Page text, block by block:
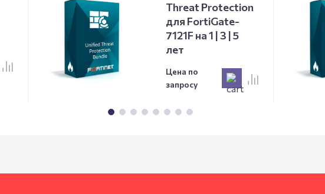
Threat Protection
для FortiGate-
7121F на 1 | 3 | 5
лет
Цена по
запросу